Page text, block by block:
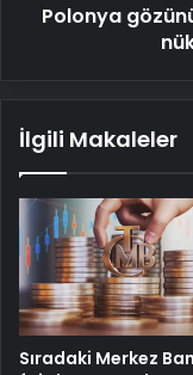
yoldaPolonya
İlgili Makaleler
Sıradaki Merkez